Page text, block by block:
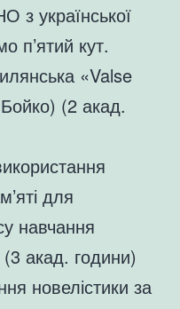
з української
п’ятий кут.
«Valse
(2 акад.
для
навчання
акад. години)
новелістики за